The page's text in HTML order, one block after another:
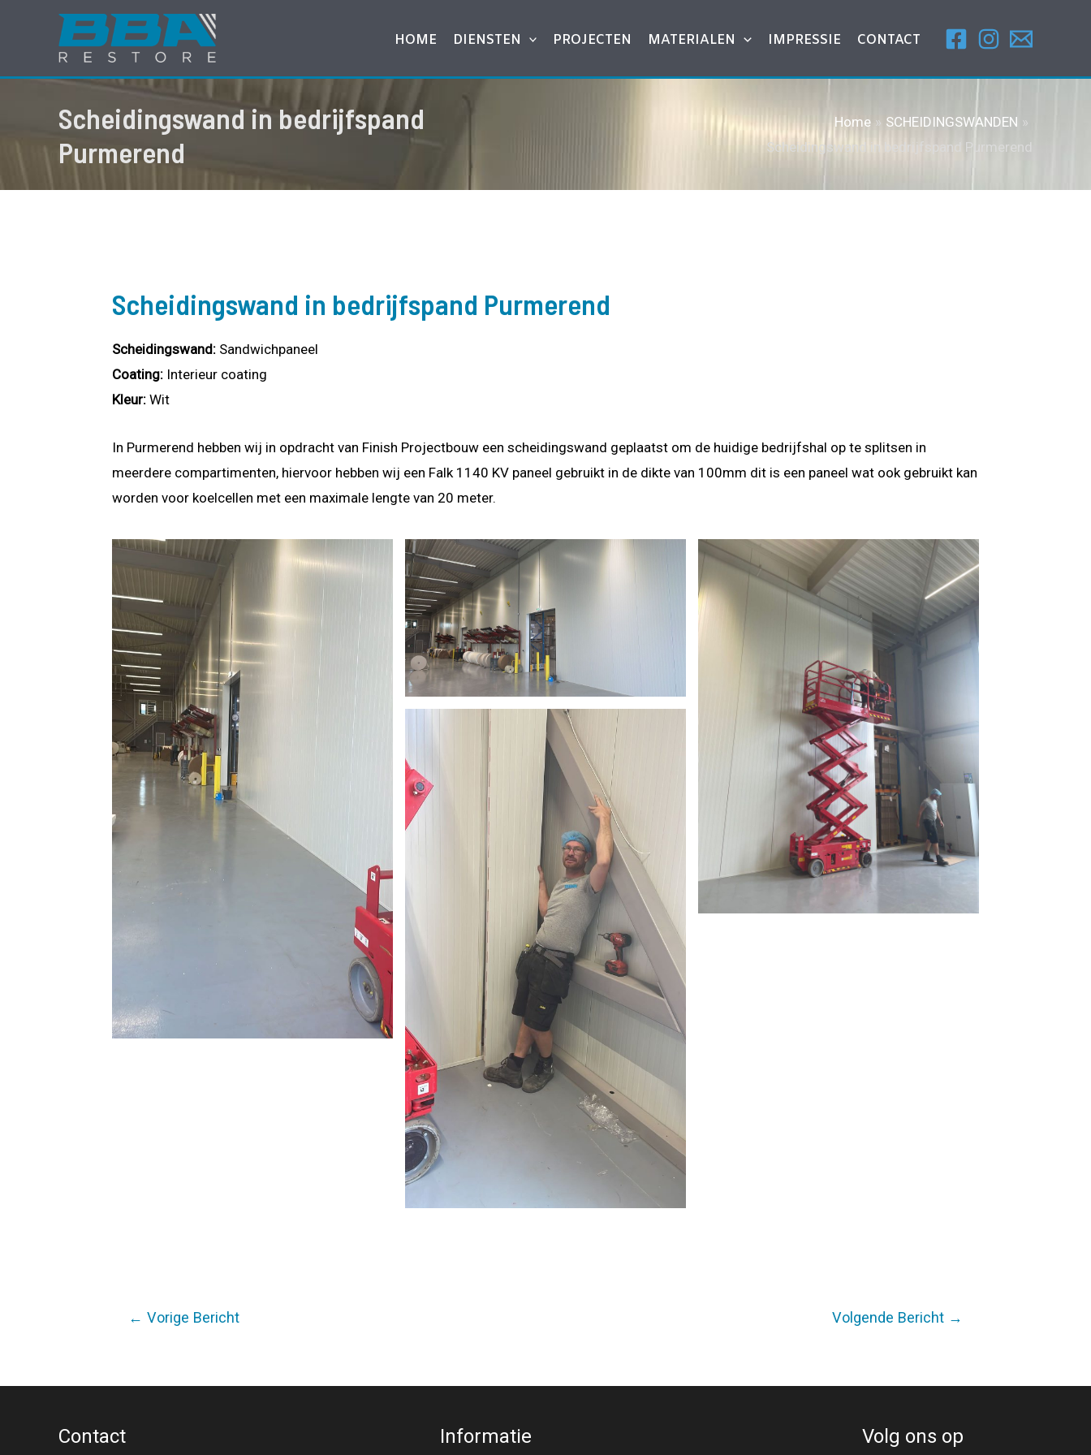
HOME DIENSTEN PROJECTEN MATERIALEN IMPRESSIE CONTACT
Scheidingswand in bedrijfspand
Purmerend
Home
SCHEIDINGSWANDEN
Scheidingswand in bedrijfspand Purmerend
Scheidingswand in bedrijfspand Purmerend
Scheidingswand: Sandwichpaneel
Coating: Interieur coating
Kleur: Wit
In Purmerend hebben wij in opdracht van Finish Projectbouw een scheidingswand geplaatst om de huidige bedrijfshal op te splitsen in
meerdere compartimenten, hiervoor hebben wij een Falk 1140 KV paneel gebruikt in de dikte van 100mm dit is een paneel wat ook gebruikt kan
worden voor koelcellen met een maximale lengte van 20 meter.
Bericht
← Vorige Bericht Volgende Bericht →
Contact Informatie Volg ons op